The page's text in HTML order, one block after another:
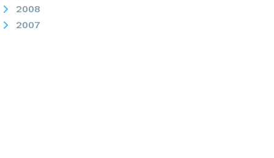
2008
2007